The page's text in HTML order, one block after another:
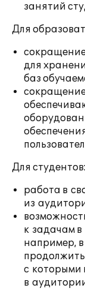
занятий
Для
для
баз
Для студентов:
работа в
из
к задачам
например,
с которыми
в